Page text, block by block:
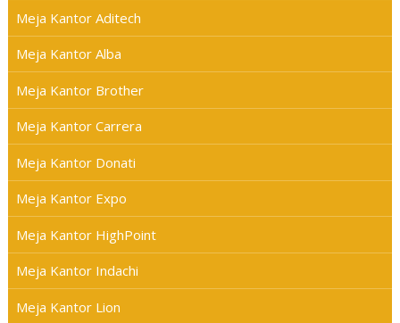
Meja Kantor Aditech
Meja Kantor Alba
Meja Kantor Brother
Meja Kantor Carrera
Meja Kantor Donati
Meja Kantor Expo
Meja Kantor HighPoint
Meja Kantor Indachi
Meja Kantor Lion